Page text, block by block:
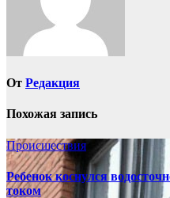
От Редакция
Похожая запись
Происшествия
Ребенок коснулся
током